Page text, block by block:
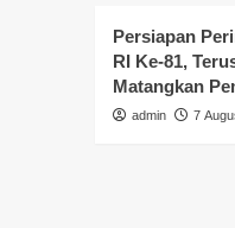
Persiapan
RI Ke-81,
Matangkan
admin 7